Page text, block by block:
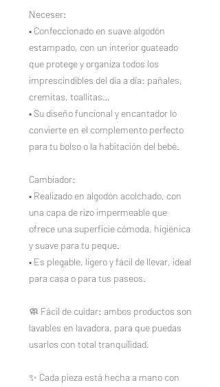
Neceser:
• Confeccionado en suave algodón
estampado, con un interior guateado
que protege y organiza todos los
imprescindibles del día a día: pañales,
cremitas, toallitas…
• Su diseño funcional y encantador lo
convierte en el complemento perfecto
para tu bolso o la habitación del bebé.
Cambiador:
• Realizado en algodón acolchado, con
una capa de rizo impermeable que
ofrece una superficie cómoda, higiénica
y suave para tu peque.
• Es plegable, ligero y fácil de llevar, ideal
para casa o para tus paseos.
🧼 Fácil de cuidar: ambos productos son
lavables en lavadora, para que puedas
usarlos con total tranquilidad.
✨ Cada pieza está hecha a mano con